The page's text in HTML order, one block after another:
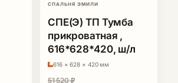
СПАЛЬНЯ ЭМИЛИ
СПЕ(Э) ТП Тумба
прикроватная ,
616*628*420, ш/л
616 × 628 × 420 мм
51 520₽